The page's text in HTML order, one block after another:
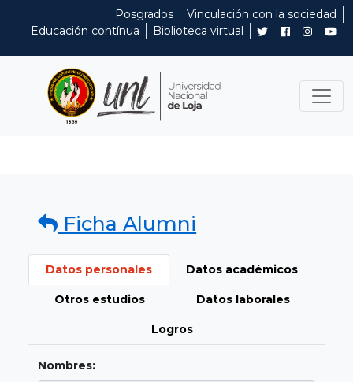
Posgrados
Vinculación con la sociedad
Educación contínua
Biblioteca virtual
Ficha Alumni
Datos personales Datos académicos
Otros estudios Datos laborales
Logros
Nombres: